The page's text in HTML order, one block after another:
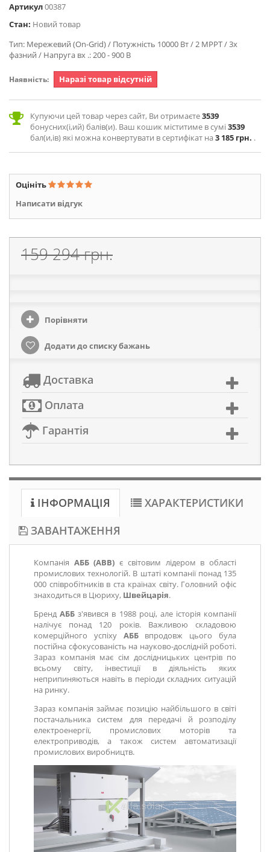
Артикул00387
Стан: Новий товар
Тип: Мережевий (On-Grid) / Потужність 10000 Вт / 2 MPPT / 3х
фазний / Напруга вх .: 200 - 900 В
Наявність: Наразі товар відсутній
Купуючи цей товар через сайт, Ви отримаєте3539
бонусних(і,ий) балів(и). Ваш кошик міститиме в сумі3539
бал(и,ів) які можна конвертувати в сертифікат на3 185 грн. .
Оцініть
Написати відгук
159 294 грн.
Порівняти
Додати до списку бажань
Доставка
Оплата
Гарантія
ІНФОРМАЦІЯ
ХАРАКТЕРИСТИКИ
ЗАВАНТАЖЕННЯ
Компанія АББ (ABB) є світовим лідером в області
промислових технологій. В штаті компанії понад 135
000 співробітників в ста країнах світу. Головний офіс
знаходиться в Цюриху, Швейцарія.
БрендАББ з'явився в 1988 році, але історія компанії
налічує понад 120 років. Важливою складовою
комерційного успіху АББ впродовж цього була
постійна сфокусованість на науково-дослідній роботі.
Зараз компанія має сім дослідницьких центрів по
всьому світу, інвестиції в діяльність яких
неприпиняються навіть в періоди складних ситуацій
на ринку.
Зараз компанія займає позицію найбільшого в світі
постачальника систем для передачі й розподілу
електроенергії, промислових моторів та
електроприводів, а також систем автоматизації
промислових виробництв.